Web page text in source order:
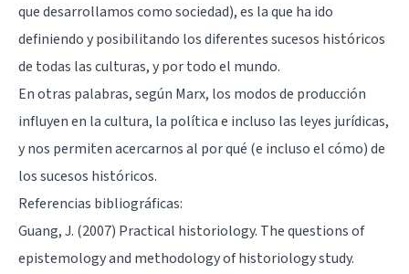
que desarrollamos como sociedad), es la que ha ido
definiendo y posibilitando los diferentes sucesos históricos
de todas las culturas, y por todo el mundo.
En otras palabras, según Marx, los modos de producción
influyen en la cultura, la política e incluso las leyes jurídicas,
y nos permiten acercarnos al por qué (e incluso el cómo) de
los sucesos históricos.
Referencias bibliográficas:
Guang, J. (2007) Practical historiology. The questions of
epistemology and methodology of historiology study.